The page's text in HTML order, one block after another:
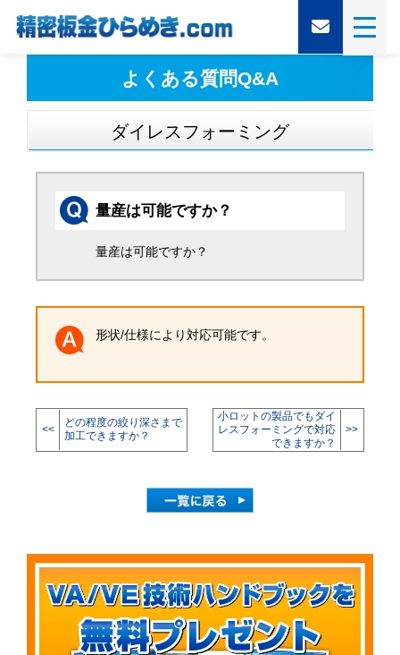
よくある質問Q&A
ダイレスフォーミング
量産は可能ですか？
量産は可能ですか？
形状/仕様により対応可能です。
<<
どの程度の絞り深さまで
加工できますか？
小ロットの製品でもダイ
レスフォーミングで対応
できますか？
>>